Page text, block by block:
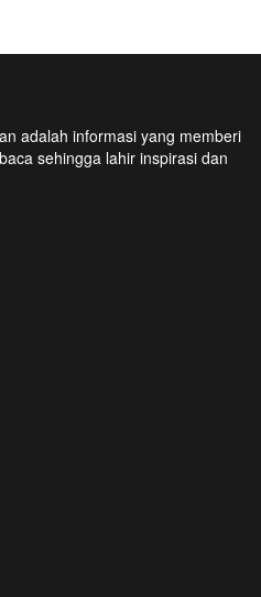
adalah informasi yang memberi
sehingga lahir inspirasi dan